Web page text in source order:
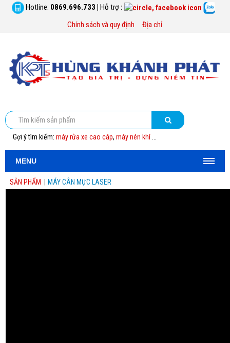
Hotline: 0869.696.733 | Hỗ trợ :
Chính sách và quy định
Địa chỉ
Gợi ý tìm kiếm: máy rửa xe cao cáp, máy nén khí...
MENU
SẢN PHẨM MÁY CÂN MỰC LASER